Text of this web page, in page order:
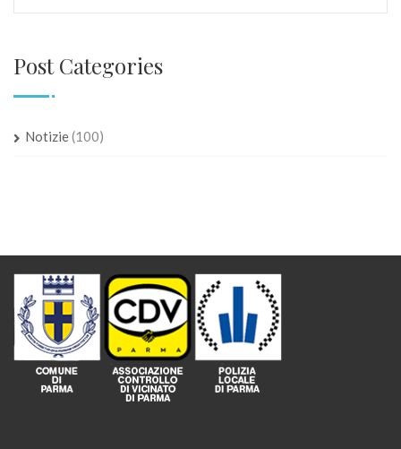
Post Categories
Notizie(100)